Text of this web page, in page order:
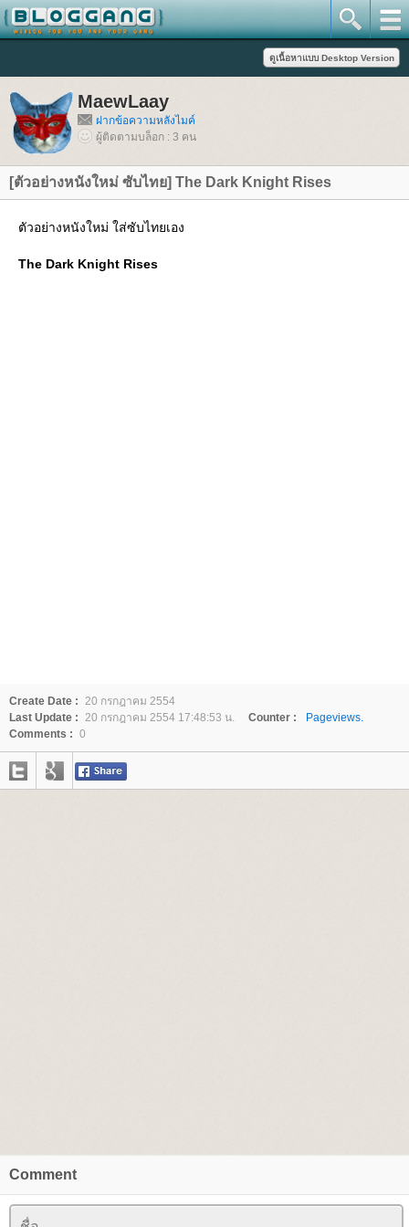
MaewLaay
ฝากข้อความหลังไมค์
ผู้ติดตามบล็อก : 3 คน
[ตัวอย่างหนังใหม่ ซับไทย] The Dark Knight Rises
ตัวอย่างหนังใหม่ ใส่ซับไทยเอง
The Dark Knight Rises
Create Date : 20 กรกฎาคม 2554
Last Update : 20 กรกฎาคม 2554 17:48:53 น. Counter :
Pageviews.
Comments : 0
Comment